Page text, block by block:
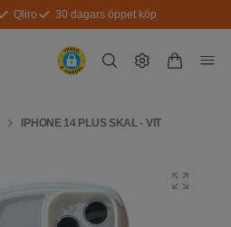
Qliro 30 dagars öppet köp
IPHONE 14 PLUS SKAL - VIT